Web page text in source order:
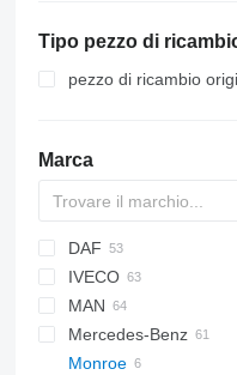
Tipo pezzo di
pezzo di ricambio
Marca
DAF
AS
CF
LF
XF
F-MAX
Transit
IVECO
Daily
EuroCargo
EuroStar
NPR
NQR
Rio
MAN
F90
L2000
Mercedes-Benz
A-Class
Canter
Canter
Monroe